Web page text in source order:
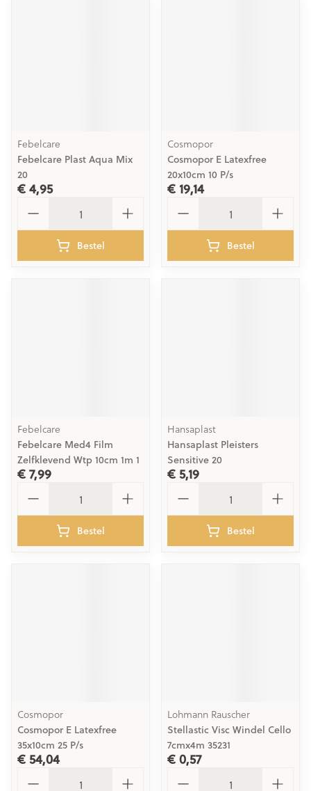
Febelcare
Febelcare Plast Aqua Mix
20
€ 4,95
Bestel
Cosmopor
Cosmopor E Latexfree
20x10cm 10 P/s
€ 19,14
Bestel
Febelcare
Febelcare Med4 Film
Zelfklevend Wtp 10cm 1m 1
€ 7,99
Bestel
Hansaplast
Hansaplast Pleisters
Sensitive 20
€ 5,19
Bestel
Cosmopor
Cosmopor E Latexfree
35x10cm 25 P/s
€ 54,04
Lohmann Rauscher
Stellastic Visc Windel Cello
7cmx4m 35231
€ 0,57